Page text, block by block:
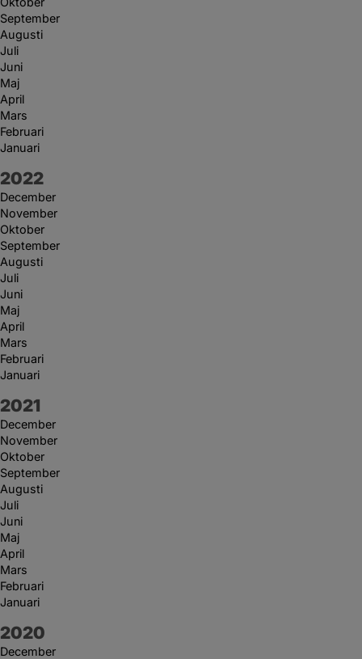
September
Augusti
Juli
Juni
Maj
April
Mars
Februari
Januari
År:
2022
December
November
Oktober
September
Augusti
Juli
Juni
Maj
April
Mars
Februari
Januari
År:
2021
December
November
Oktober
September
Augusti
Juli
Juni
Maj
April
Mars
Februari
Januari
År:
2020
December